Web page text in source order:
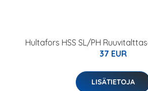
Hultafors HSS SL/PH
37 EUR
LISÄTIETOJA